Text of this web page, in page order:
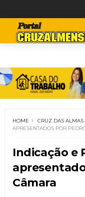
HOME CRUZ DAS ALMAS
APRESENTADOS POR
Indicação e
Câmara